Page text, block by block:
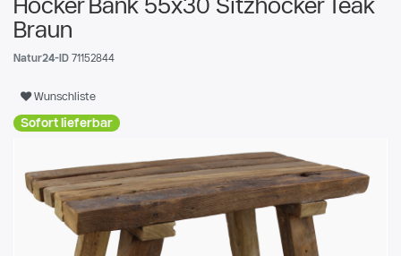
Braun
Natur24-ID 71152844
Wunschliste
Sofort lieferbar